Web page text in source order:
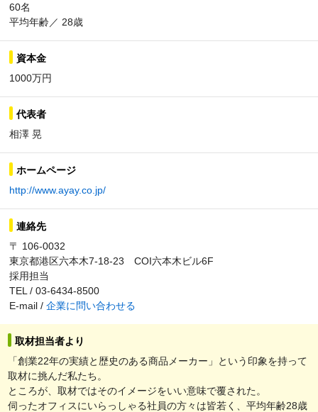
60名
平均年齢／ 28歳
資本金
1000万円
代表者
相澤 晃
ホームページ
http://www.ayay.co.jp/
連絡先
〒 106-0032
東京都港区六本木7-18-23 COI六本木ビル6F
採用担当
TEL / 03-6434-8500
E-mail / 企業に問い合わせる
取材担当者より
「創業22年の実績と歴史のある商品メーカー」という印象を持って
取材に挑んだ私たち。
ところが、取材ではそのイメージをいい意味で覆された。
伺ったオフィスにいらっしゃる社員の方々は皆若く、平均年齢28歳